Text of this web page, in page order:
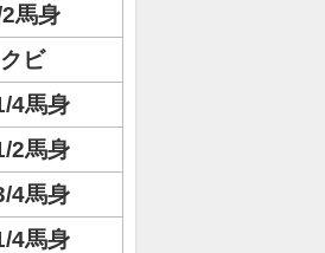
馬身
クビ
4馬身
2馬身
4馬身
4馬身